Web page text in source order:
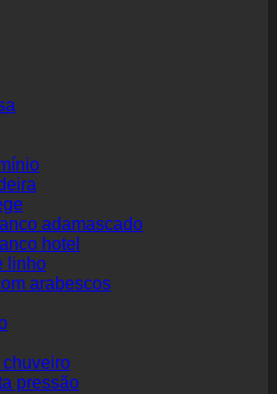
adamascado
hotel
linho
arabescos
chuveiro
pressão